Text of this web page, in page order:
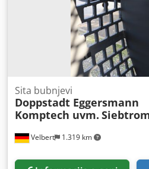
Velbert 1.319 km
Sita bubnjevi
Doppstadt Eggersmann
Komptech uvm.